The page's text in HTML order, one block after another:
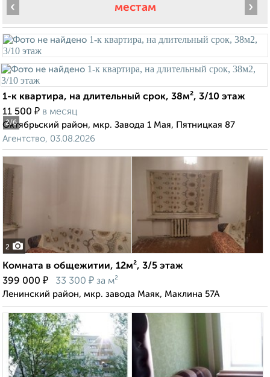
местам
2/6
‹ ›
1-к квартира, на длительный срок, 38м², 3/10 этаж
11 500 ₽ в месяц
Октябрьский район, мкр. Завода 1 Мая, Пятницкая 87
Агентство, 03.08.2026
2
Комната в общежитии, 12м², 3/5 этаж
399 000 ₽ 33 300 ₽ за м²
Ленинский район, мкр. завода Маяк, Маклина 57А